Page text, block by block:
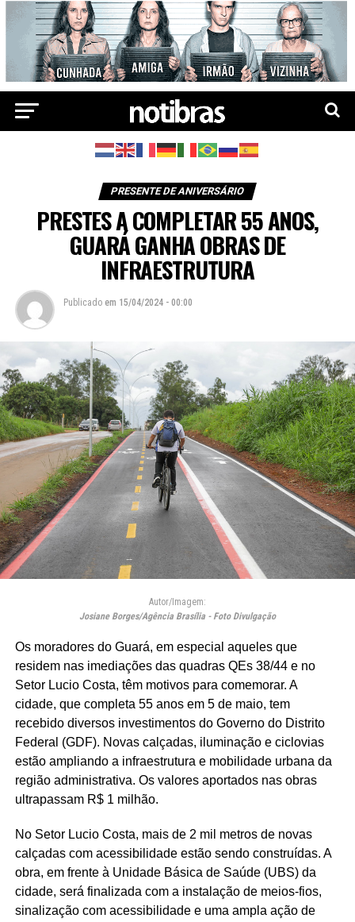
PRESENTE DE ANIVERSÁRIO
PRESTES A COMPLETAR 55 ANOS,
GUARÁ GANHA OBRAS DE
INFRAESTRUTURA
Publicado em 15/04/2024 - 00:00
Autor/Imagem:
Josiane Borges/Agência Brasília - Foto Divulgação
Os moradores do Guará, em especial aqueles que
residem nas imediações das quadras QEs 38/44 e no
Setor Lucio Costa, têm motivos para comemorar. A
cidade, que completa 55 anos em 5 de maio, tem
recebido diversos investimentos do Governo do Distrito
Federal (GDF). Novas calçadas, iluminação e ciclovias
estão ampliando a infraestrutura e mobilidade urbana da
região administrativa. Os valores aportados nas obras
ultrapassam R$ 1 milhão.
No Setor Lucio Costa, mais de 2 mil metros de novas
calçadas com acessibilidade estão sendo construídas. A
obra, em frente à Unidade Básica de Saúde (UBS) da
cidade, será finalizada com a instalação de meios-fios,
sinalização com acessibilidade e uma ampla ação de